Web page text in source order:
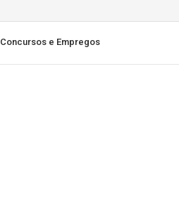
Concursos e Empregos